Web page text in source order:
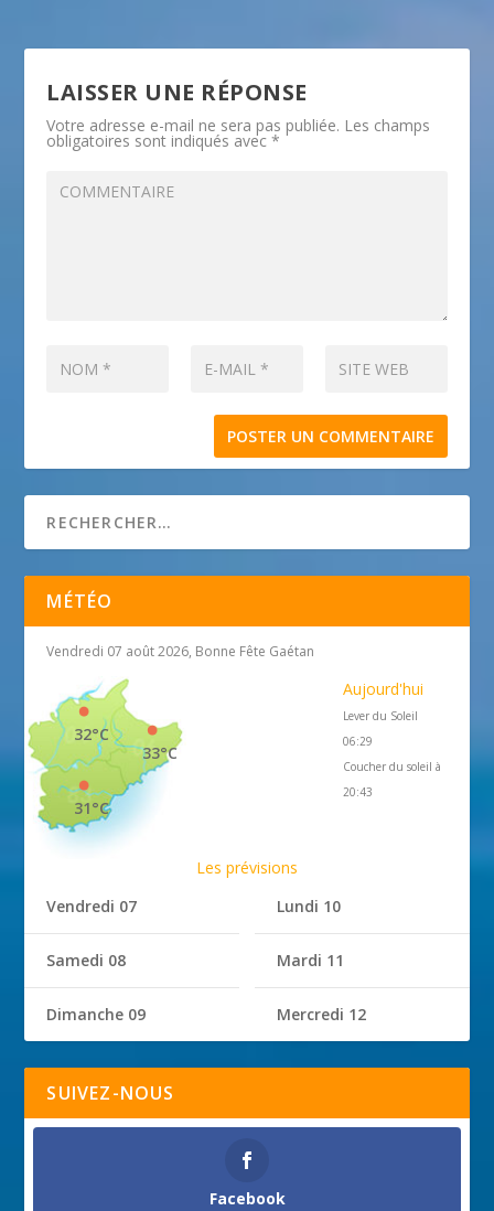
LAISSER UNE RÉPONSE
Votre adresse e-mail ne sera pas publiée. Les champs
obligatoires sont indiqués avec*
MÉTÉO
Vendredi 07 août 2026, Bonne Fête Gaétan
33°C
32°C
31°C
Aujourd'hui
Lever du Soleil
06:29
Coucher du soleil à
20:43
Les prévisions
Vendredi 07
Samedi 08
Dimanche 09
Lundi 10
Mardi 11
Mercredi 12
SUIVEZ-NOUS
Facebook